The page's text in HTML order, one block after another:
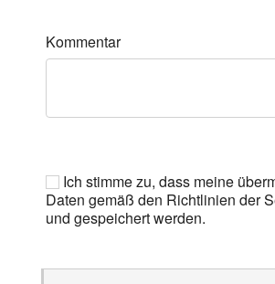
Kommentar
Ich stimme zu, dass meine
Daten gemäß den Richtlinien der
und gespeichert werden.